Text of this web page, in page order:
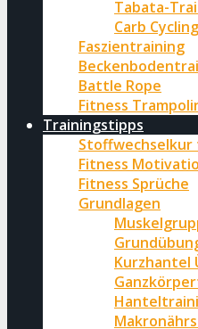
Tabata-
Carb Cycling
Faszientraining
Battle Rope
Fitness
Trainingstipps
Stoffwechselkur
Fitness
Fitness Sprüche
Grundlagen
Kurzhantel